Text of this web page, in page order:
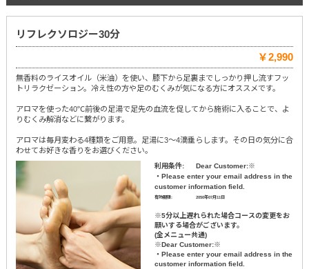
リフレクソロジー30分
￥2,990
無香料のライスオイル（米油）を使い、膝下から足裏までしっかり押し流すフッ
トリラクゼーション。冷え性の方や足のむくみが気になる方にオススメです。
アロマを使った40℃前後の足湯で足先の血流を促してから施術に入ることで、よ
りむくみ解消などに繋がります。
アロマは毎月変わる4種類をご用意。足湯に3～4滴垂らします。その日の気分に合
わせてお好きな香りをお選びください。
利用条件:
Dear Customer:※
・Please enter your email address in the
customer information field.
有効期限: 2050年07月11日
※5分以上遅れられた場合コースの変更をお
願いする場合がございます。
(全メニュー共通)
※Dear Customer:※
・Please enter your email address in the
customer information field.